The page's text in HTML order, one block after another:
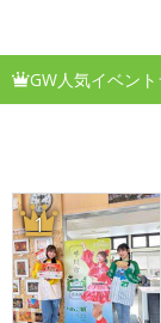
GW人気イベン
1